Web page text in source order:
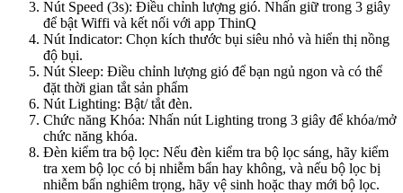
Nút Speed (3s): Điều chỉnh lượng gió. Nhấn giữ trong 3 giây
để bật Wiffi và kết nối với app ThinQ
Nút Indicator: Chọn kích thước bụi siêu nhỏ và hiển thị nồng
độ bụi.
Nút Sleep: Điều chỉnh lượng gió để bạn ngủ ngon và có thể
đặt thời gian tắt sản phẩm
Nút Lighting: Bật/ tắt đèn.
Chức năng Khóa: Nhấn nút Lighting trong 3 giây để khóa/mở
chức năng khóa.
Đèn kiểm tra bộ lọc: Nếu đèn kiểm tra bộ lọc sáng, hãy kiểm
tra xem bộ lọc có bị nhiễm bẩn hay không, và nếu bộ lọc bị
nhiễm bẩn nghiêm trọng, hãy vệ sinh hoặc thay mới bộ lọc.